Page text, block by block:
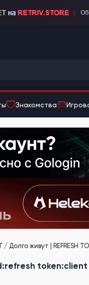
Знакомства
/ Долго живут | REFRESH
token:client